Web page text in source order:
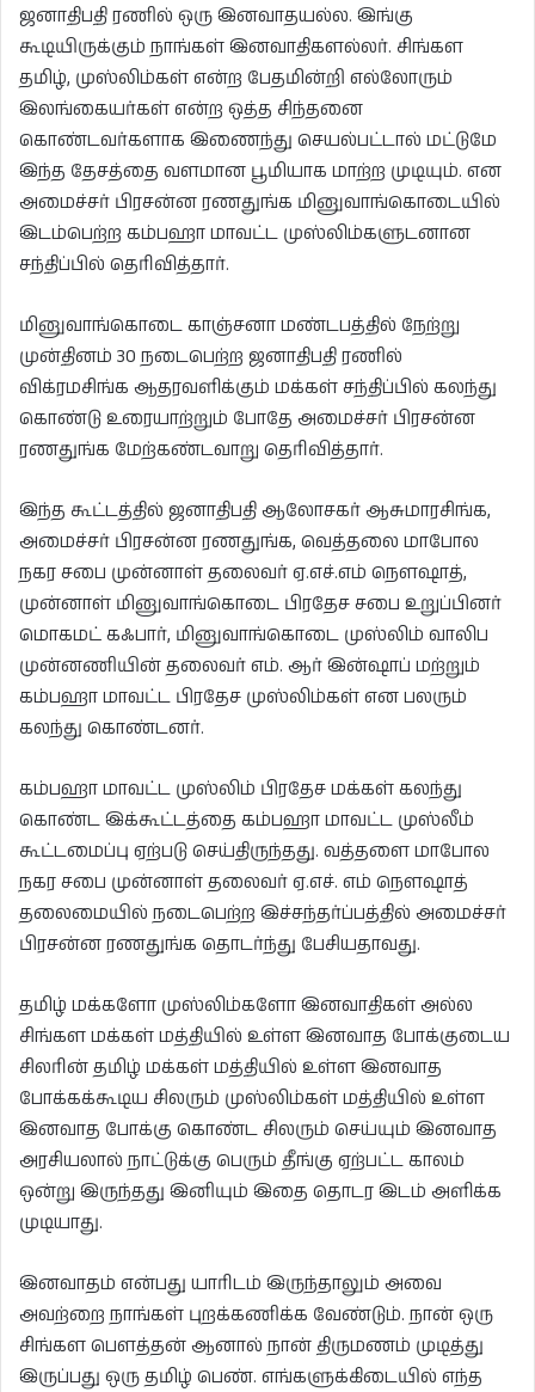
ஜனாதிபதி ரணில் ஒரு இனவாதயல்ல. இங்கு
கூடியிருக்கும் நாங்கள் இனவாதிகளல்லர். சிங்கள
தமிழ், முஸ்லிம்கள் என்ற பேதமின்றி எல்லோரும்
இலங்கையர்கள் என்ற ஒத்த சிந்தனை
கொண்டவர்களாக இணைந்து செயல்பட்டால் மட்டுமே
இந்த தேசத்தை வளமான பூமியாக மாற்ற முடியும். என
அமைச்சர் பிரசன்ன ரணதுங்க மினுவாங்கொடையில்
இடம்பெற்ற கம்பஹா மாவட்ட முஸ்லிம்களுடனான
சந்திப்பில் தெரிவித்தார்.
மினுவாங்கொடை காஞ்சனா மண்டபத்தில் நேற்று
முன்தினம் 30 நடைபெற்ற ஜனாதிபதி ரணில்
விக்ரமசிங்க ஆதரவளிக்கும் மக்கள் சந்திப்பில் கலந்து
கொண்டு உரையாற்றும் போதே அமைச்சர் பிரசன்ன
ரணதுங்க மேற்கண்டவாறு தெரிவித்தார்.
இந்த கூட்டத்தில் ஜனாதிபதி ஆலோசகர் ஆசுமாரசிங்க,
அமைச்சர் பிரசன்ன ரணதுங்க, வெத்தலை மாபோல
நகர சபை முன்னாள் தலைவர் ஏ.எச்.எம் நௌஷாத்,
முன்னாள் மினுவாங்கொடை பிரதேச சபை உறுப்பினர்
மொகமட் கஃபார், மினுவாங்கொடை முஸ்லிம் வாலிப
முன்னணியின் தலைவர் எம். ஆர் இன்ஷாப் மற்றும்
கம்பஹா மாவட்ட பிரதேச முஸ்லிம்கள் என பலரும்
கலந்து கொண்டனர்.
கம்பஹா மாவட்ட முஸ்லிம் பிரதேச மக்கள் கலந்து
கொண்ட இக்கூட்டத்தை கம்பஹா மாவட்ட முஸ்லீம்
கூட்டமைப்பு ஏற்படு செய்திருந்தது. வத்தளை மாபோல
நகர சபை முன்னாள் தலைவர் ஏ.எச். எம் நௌஷாத்
தலைமையில் நடைபெற்ற இச்சந்தர்ப்பத்தில் அமைச்சர்
பிரசன்ன ரணதுங்க தொடர்ந்து பேசியதாவது.
தமிழ் மக்களோ முஸ்லிம்களோ இனவாதிகள் அல்ல
சிங்கள மக்கள் மத்தியில் உள்ள இனவாத போக்குடைய
சிலரின் தமிழ் மக்கள் மத்தியில் உள்ள இனவாத
போக்கக்கூடிய சிலரும் முஸ்லிம்கள் மத்தியில் உள்ள
இனவாத போக்கு கொண்ட சிலரும் செய்யும் இனவாத
அரசியலால் நாட்டுக்கு பெரும் தீங்கு ஏற்பட்ட காலம்
ஒன்று இருந்தது இனியும் இதை தொடர இடம் அளிக்க
முடியாது.
இனவாதம் என்பது யாரிடம் இருந்தாலும் அவை
அவற்றை நாங்கள் புறக்கணிக்க வேண்டும். நான் ஒரு
சிங்கள பௌத்தன் ஆனால் நான் திருமணம் முடித்து
இருப்பது ஒரு தமிழ் பெண். எங்களுக்கிடையில் எந்த